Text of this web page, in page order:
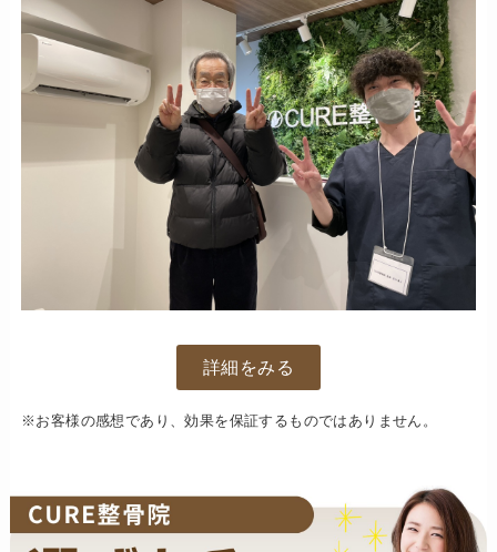
詳細をみる
※お客様の感想であり、効果を保証するものではありません。